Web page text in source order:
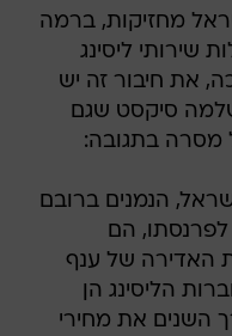
מחזיקות, ברמה
שירותי ליסינג
את חיבור זה יש
סיקסט שגם
מסרה בתגובה:
בישראל, הנמנים ברובם
הם
האדירה של ענף
הליסינג הן
השנים את מחירי